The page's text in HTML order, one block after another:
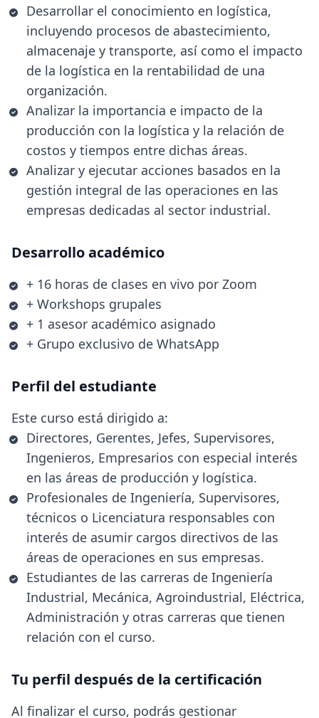
Desarrollar el conocimiento en logística,
incluyendo procesos de abastecimiento,
almacenaje y transporte, así como el impacto
de la logística en la rentabilidad de una
organización.
Analizar la importancia e impacto de la
producción con la logística y la relación de
costos y tiempos entre dichas áreas.
Analizar y ejecutar acciones basados en la
gestión integral de las operaciones en las
empresas dedicadas al sector industrial.
Desarrollo académico
+ 16 horas de clases en vivo por Zoom
+ Workshops grupales
+ 1 asesor académico asignado
+ Grupo exclusivo de WhatsApp
Perfil del estudiante
Este curso está dirigido a:
Directores, Gerentes, Jefes, Supervisores,
Ingenieros, Empresarios con especial interés
en las áreas de producción y logística.
Profesionales de Ingeniería, Supervisores,
técnicos o Licenciatura responsables con
interés de asumir cargos directivos de las
áreas de operaciones en sus empresas.
Estudiantes de las carreras de Ingeniería
Industrial, Mecánica, Agroindustrial, Eléctrica,
Administración y otras carreras que tienen
relación con el curso.
Tu perfil después de la certificación
Al finalizar el curso, podrás gestionar